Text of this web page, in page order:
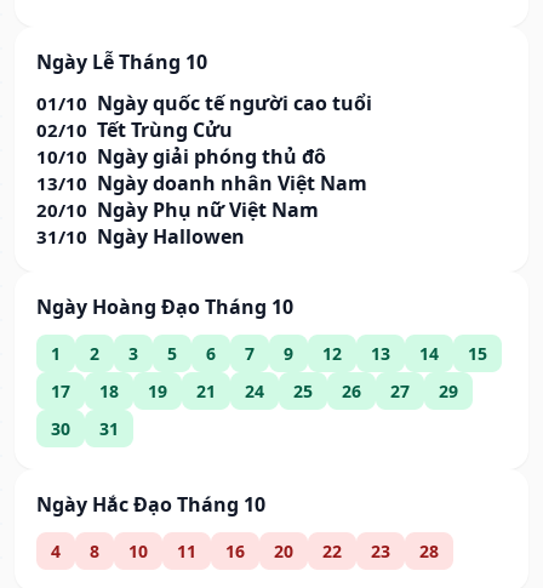
Ngày Lễ Tháng 10
01/10 Ngày quốc tế người cao tuổi
02/10 Tết Trùng Cửu
10/10 Ngày giải phóng thủ đô
13/10 Ngày doanh nhân Việt Nam
20/10 Ngày Phụ nữ Việt Nam
31/10 Ngày Hallowen
Ngày Hoàng Đạo Tháng 10
1 2 3 5 6 7 9 12 13 14
15
17
18 19 21 24 25 26 27
29
30
31
Ngày Hắc Đạo Tháng 10
4 8 10 11 16 20 22 23 28